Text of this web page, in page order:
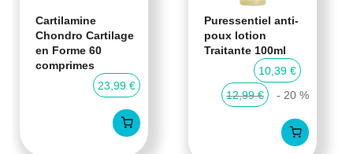
Cartilamine
Chondro Cartilage
en Forme 60
comprimes
23,99 €
Puressentiel anti-
poux lotion
Traitante 100ml
10,39 €
12,99 €
- 20 %